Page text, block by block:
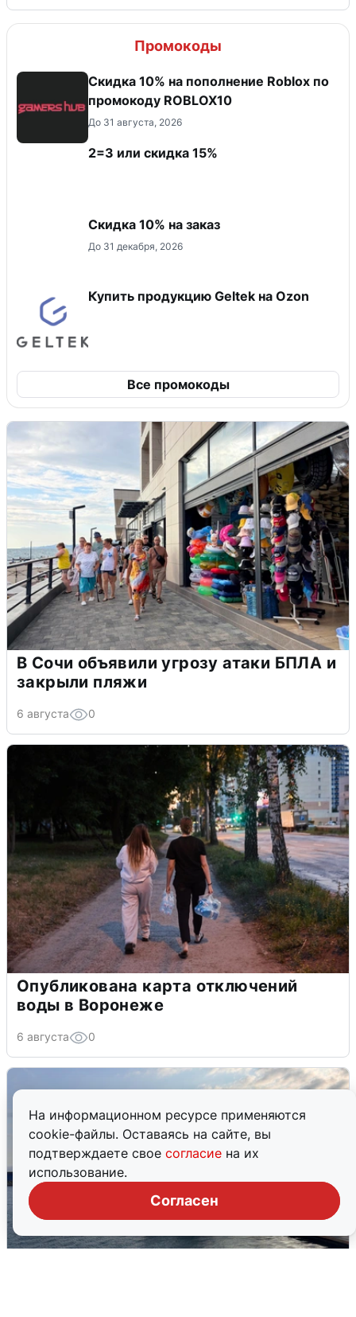
На информационном ресурсе применяются
cookie-файлы. Оставаясь на сайте, вы
подтверждаете свое согласие на их
использование.
Согласен
Промокоды
Скидка 10% на пополнение Roblox по
промокоду ROBLOX10
До 31 августа, 2026
2=3 или скидка 15%
Скидка 10% на заказ
До 31 декабря, 2026
Купить продукцию Geltek на Ozon
Все промокоды
В Сочи объявили угрозу атаки БПЛА и
закрыли пляжи
6 августа 0
Опубликована карта отключений
воды в Воронеже
6 августа 0